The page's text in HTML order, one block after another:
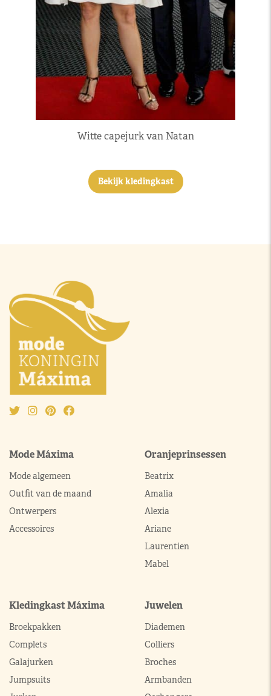
Witte capejurk van Natan
Bekijk kledingkast
Mode Máxima
Mode algemeen
Outfit van de maand
Ontwerpers
Accessoires
Oranjeprinsessen
Beatrix
Amalia
Alexia
Ariane
Laurentien
Mabel
Kledingkast Máxima
Broekpakken
Complets
Galajurken
Jumpsuits
Juwelen
Diademen
Colliers
Broches
Armbanden